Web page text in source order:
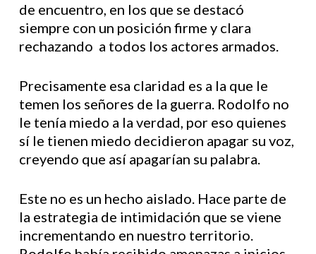
de encuentro, en los que se destacó
siempre con un posición firme y clara
rechazando a todos los actores armados.
Precisamente esa claridad es a la que le
temen los señores de la guerra. Rodolfo no
le tenía miedo a la verdad, por eso quienes
sí le tienen miedo decidieron apagar su voz,
creyendo que así apagarían su palabra.
Este no es un hecho aislado. Hace parte de
la estrategia de intimidación que se viene
incrementando en nuestro territorio.